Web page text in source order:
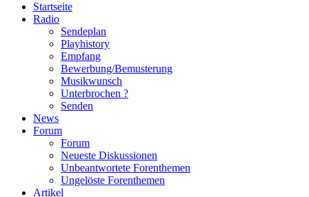
Startseite
Radio
Sendeplan
Playhistory
Empfang
Bewerbung/Bemusterung
Musikwunsch
Unterbrochen ?
Senden
News
Forum
Forum
Neueste Diskussionen
Unbeantwortete Forenthemen
Ungelöste Forenthemen
Artikel